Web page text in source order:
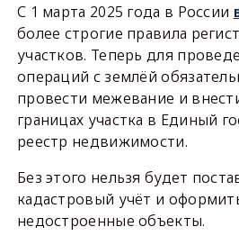
С 1 марта 2025 года в России
более строгие правила
участков. Теперь для
операций с землёй
провести межевание и
границах участка в Единый
реестр недвижимости.
Без этого нельзя будет
кадастровый учёт и
недостроенные объекты.